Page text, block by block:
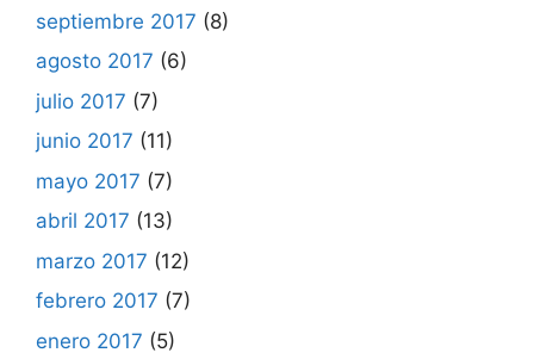
septiembre 2017 (8)
agosto 2017 (6)
julio 2017 (7)
junio 2017 (11)
mayo 2017 (7)
abril 2017 (13)
marzo 2017 (12)
febrero 2017 (7)
enero 2017 (5)